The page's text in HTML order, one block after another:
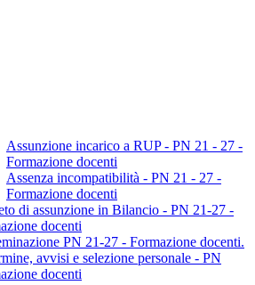
Assunzione incarico a RUP - PN 21 - 27 -
Formazione docenti
Assenza incompatibilità - PN 21 - 27 -
Formazione docenti
di assunzione in Bilancio - PN 21-27 -
docenti
PN 21-27 - Formazione docenti.
avvisi e selezione personale - PN
docenti